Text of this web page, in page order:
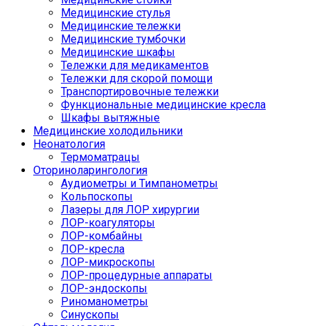
Медицинские стулья
Медицинские тележки
Медицинские тумбочки
Медицинские шкафы
Тележки для медикаментов
Тележки для скорой помощи
Транспортировочные тележки
Функциональные медицинские кресла
Шкафы вытяжные
Медицинские холодильники
Неонатология
Термоматрацы
Оториноларингология
Аудиометры и Тимпанометры
Кольпоскопы
Лазеры для ЛОР хирургии
ЛОР-коагуляторы
ЛОР-комбайны
ЛОР-кресла
ЛОР-микроскопы
ЛОР-процедурные аппараты
ЛОР-эндоскопы
Риноманометры
Синускопы